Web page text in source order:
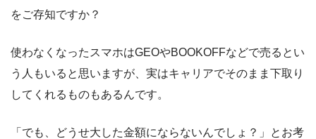
をご存知ですか？
使わなくなったスマホはGEOやBOOKOFFなどで売るとい
う人もいると思いますが、実はキャリアでそのまま下取り
してくれるものもあるんです。
「でも、どうせ大した金額にならないんでしょ？」とお考